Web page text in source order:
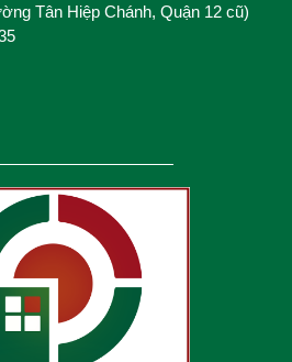
Tân Hiệp Chánh, Quận 12 cũ)